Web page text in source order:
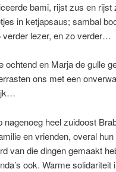
bami, rijst zus en rijst
in ketjapsaus; sambal
verder lezer, en zo verder…
en Marja de gulle
ons met een
heel zuidoost
en vrienden, overal
van die dingen gemaakt
ook. Warme solidariteit